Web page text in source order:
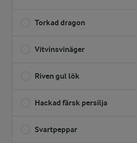
Torkad dragon
Vitvinsvinäger
Riven gul lök
Hackad färsk persilja
Svartpeppar